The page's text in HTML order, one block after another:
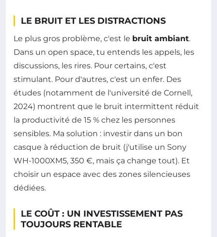
LE BRUIT ET LES DISTRACTIONS
Le plus gros problème, c'est le bruit ambiant.
Dans un open space, tu entends les appels, les
discussions, les rires. Pour certains, c'est
stimulant. Pour d'autres, c'est un enfer. Des
études (notamment de l'université de Cornell,
2024) montrent que le bruit intermittent réduit
la productivité de 15 % chez les personnes
sensibles. Ma solution : investir dans un bon
casque à réduction de bruit (j'utilise un Sony
WH-1000XM5, 350 €, mais ça change tout). Et
choisir un espace avec des zones silencieuses
dédiées.
LE COÛT : UN INVESTISSEMENT PAS
TOUJOURS RENTABLE